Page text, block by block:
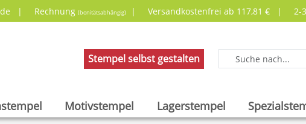
| Rechnung (bonitätsabhängig)| Versandkostenfrei ab 117,81 € | 2-
Stempel selbst gestalten
Motivstempel Lagerstempel